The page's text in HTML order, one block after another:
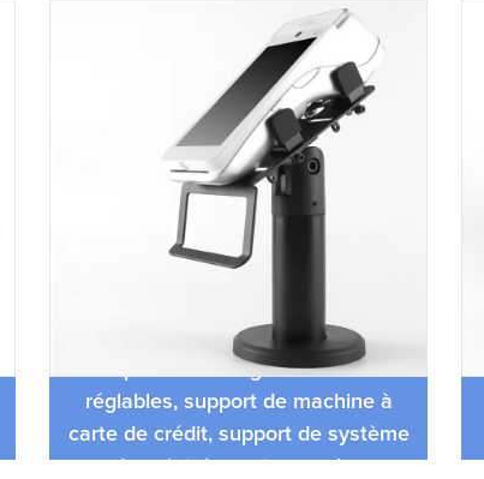
Support de terminal de point de
vente pivotant à angle et en hauteur
réglables, support de machine à
carte de crédit, support de système
de point de vente pour les